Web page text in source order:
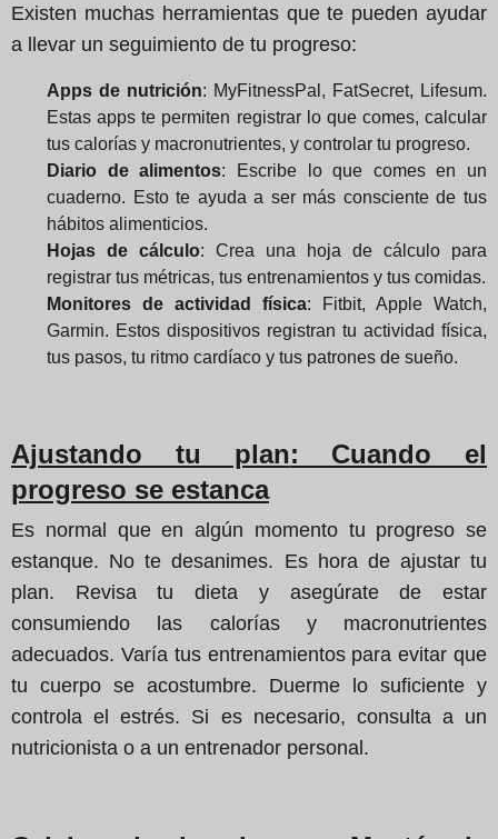
Existen muchas herramientas que te pueden ayudar
a llevar un seguimiento de tu progreso:
Apps de nutrición: MyFitnessPal, FatSecret, Lifesum.
Estas apps te permiten registrar lo que comes, calcular
tus calorías y macronutrientes, y controlar tu progreso.
Diario de alimentos: Escribe lo que comes en un
cuaderno. Esto te ayuda a ser más consciente de tus
hábitos alimenticios.
Hojas de cálculo: Crea una hoja de cálculo para
registrar tus métricas, tus entrenamientos y tus comidas.
Monitores de actividad física: Fitbit, Apple Watch,
Garmin. Estos dispositivos registran tu actividad física,
tus pasos, tu ritmo cardíaco y tus patrones de sueño.
Ajustando tu plan: Cuando el
progreso se estanca
Es normal que en algún momento tu progreso se
estanque. No te desanimes. Es hora de ajustar tu
plan. Revisa tu dieta y asegúrate de estar
consumiendo las calorías y macronutrientes
adecuados. Varía tus entrenamientos para evitar que
tu cuerpo se acostumbre. Duerme lo suficiente y
controla el estrés. Si es necesario, consulta a un
nutricionista o a un entrenador personal.